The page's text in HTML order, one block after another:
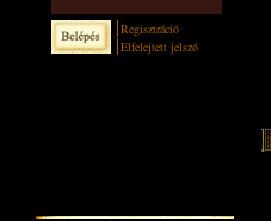
Regisztráció
Elfelejtett jelszó